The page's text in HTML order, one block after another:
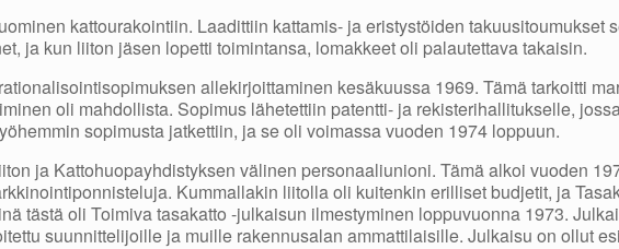
kattourakointiin. Laadittiin kattamis- ja eristystöiden takuusitoumukset
ja kun liiton jäsen lopetti toimintansa, lomakkeet oli palautettava takaisin.
allekirjoittaminen kesäkuussa 1969. Tämä tarkoitti
oli mahdollista. Sopimus lähetettiin patentti- ja rekisterihallitukselle,
sopimusta jatkettiin, ja se oli voimassa vuoden 1974 loppuun.
ja Kattohuopayhdistyksen välinen personaaliunioni. Tämä alkoi vuoden
Kummallakin liitolla oli kuitenkin erilliset budjetit, ja
tästä oli Toimiva tasakatto -julkaisun ilmestyminen loppuvuonna 1973.
suunnittelijoille ja muille rakennusalan ammattilaisille. Julkaisu on ollut